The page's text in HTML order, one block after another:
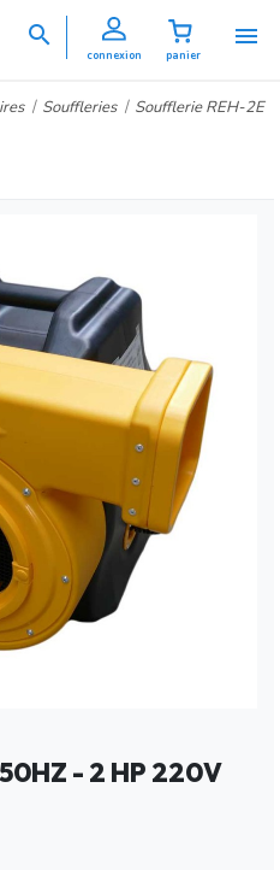

panier
connexion

Souffleries
Soufflerie REH-2E
- 2 HP 220V